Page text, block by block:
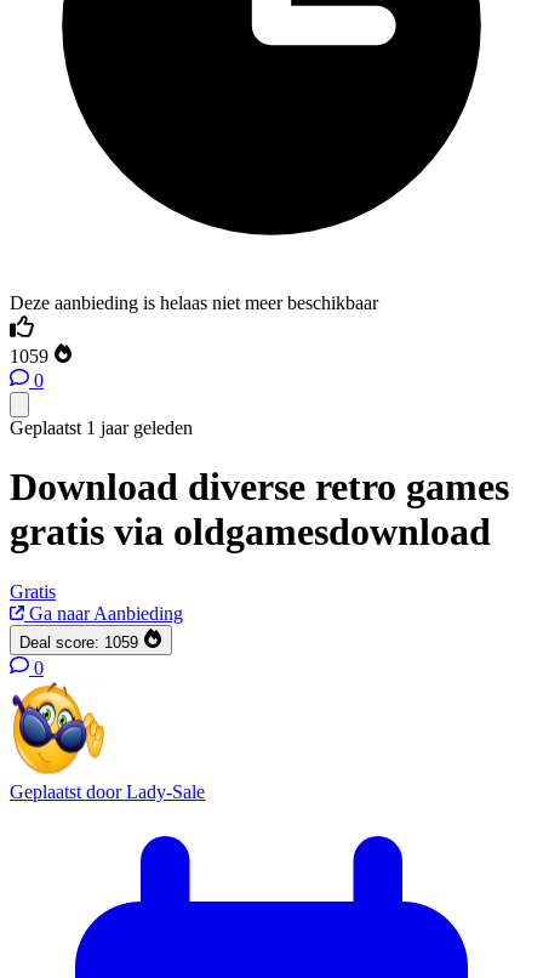
Deze aanbieding is helaas niet meer beschikbaar
1059
0
Geplaatst 1 jaar geleden
Download diverse retro games
gratis via oldgamesdownload
Gratis
Ga naar Aanbieding
Deal score: 1059
0
Geplaatst doorLady-Sale